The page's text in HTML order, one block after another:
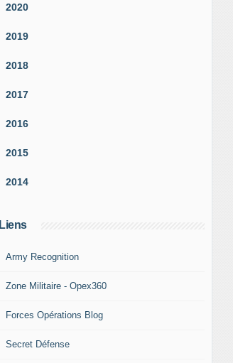
2020
2019
2018
2017
2016
2015
2014
Liens
Army Recognition
Zone Militaire - Opex360
Forces Opérations Blog
Secret Défense